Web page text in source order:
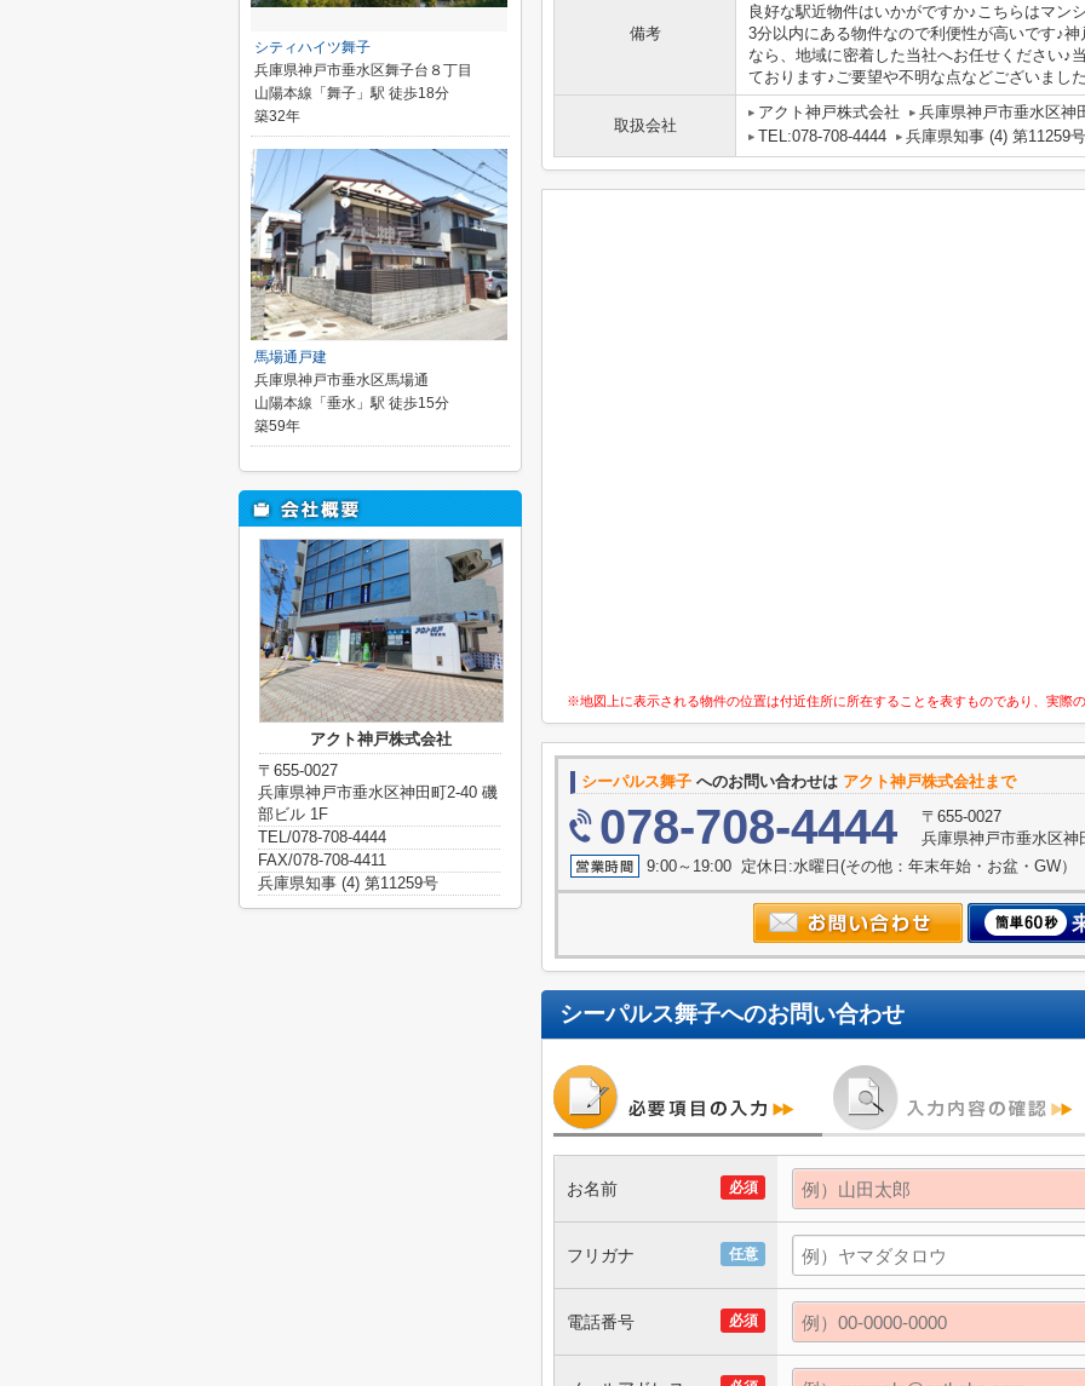
備考
良好な駅近物件はいかがですか♪こちらはマン
3分以内にある物件なので利便性が高いです♪
なら、地域に密着した当社へお任せください♪
ております♪ご要望や不明な点などございまし
取扱会社
アクト神戸株式会社
兵庫県神戸市垂水区神
TEL:078-708-4444
兵庫県知事 (4) 第11259号
※地図上に表示される物件の位置は付近住所に所在することを表すものであり、実際
シーパルス舞子 へのお問い合わせは アクト神戸株式会社まで
078-708-4444
〒655-0027
兵庫県神戸市垂水区神
9:00～19:00 定休日:水曜日(その他：年末年始・お盆・GW）
シーパルス舞子へのお問い合わせ
必須
お名前
任意
フリガナ
必須
電話番号
シティハイツ舞子
兵庫県神戸市垂水区舞子台８丁目
山陽本線「舞子」駅 徒歩18分
築32年
馬場通戸建
兵庫県神戸市垂水区馬場通
山陽本線「垂水」駅 徒歩15分
築59年
アクト神戸株式会社
〒655-0027
兵庫県神戸市垂水区神田町2-40 磯
部ビル 1F
TEL/078-708-4444
FAX/078-708-4411
兵庫県知事 (4) 第11259号